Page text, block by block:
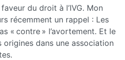
du droit à l’IVG. Mon
récemment un rappel : Les
« contre » l’avortement. Et le
origines dans une association